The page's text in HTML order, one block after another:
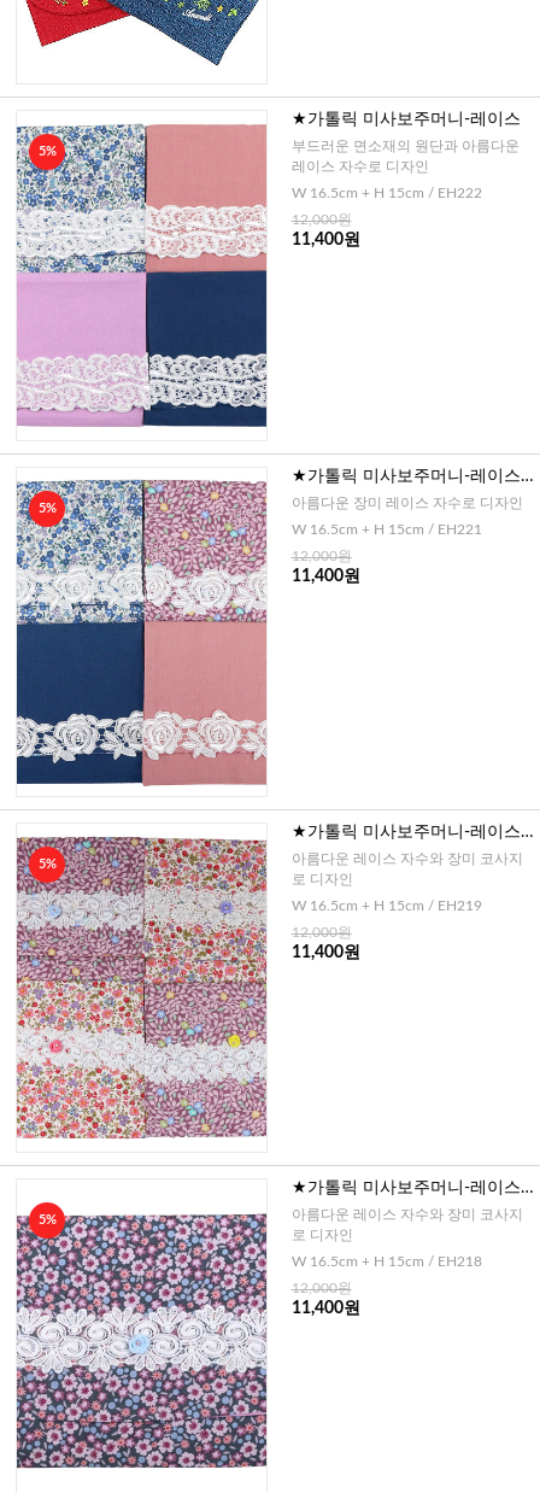
5%
★가톨릭 미사보주머니-레이스
부드러운 면소재의 원단과 아름다운
레이스 자수로 디자인
W 16.5cm + H 15cm / EH222
12,000원
11,400원
5%
★가톨릭 미사보주머니-레이스
장미
아름다운 장미 레이스 자수로 디자인
W 16.5cm + H 15cm / EH221
12,000원
11,400원
5%
★가톨릭 미사보주머니-레이스
큐빅장미 코사지
아름다운 레이스 자수와 장미 코사지
로 디자인
W 16.5cm + H 15cm / EH219
12,000원
11,400원
5%
★가톨릭 미사보주머니-레이스
큐빅장미 코사지(블루)
아름다운 레이스 자수와 장미 코사지
로 디자인
W 16.5cm + H 15cm / EH218
12,000원
11,400원